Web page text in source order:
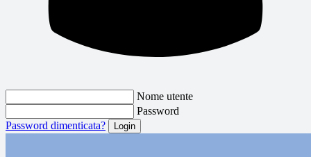
Nome utente
Password
Password dimenticata?